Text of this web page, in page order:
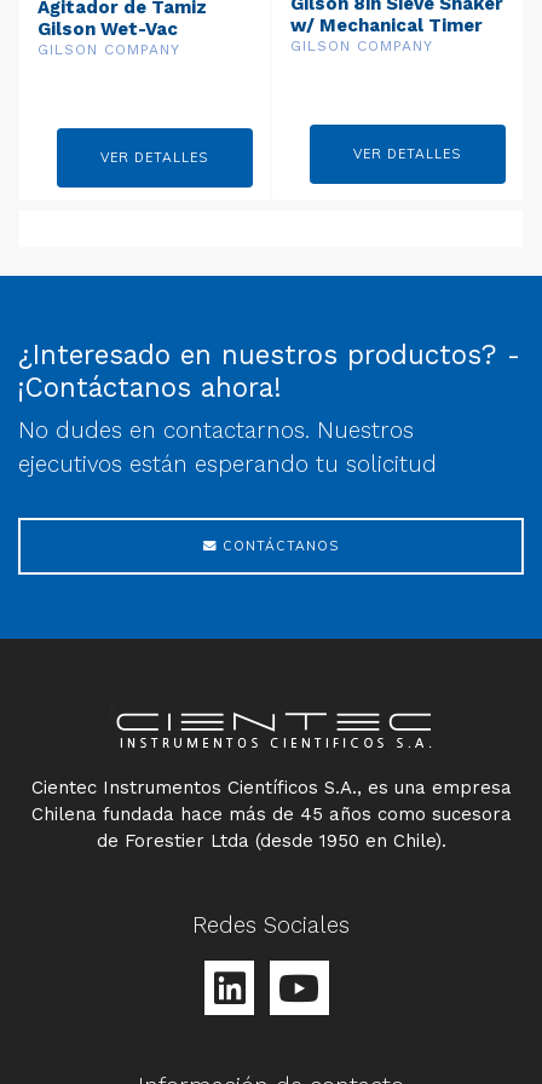
Agitador de Tamiz
Gilson Wet-Vac
GILSON COMPANY
VER DETALLES
w/ Mechanical Timer
(230V / 50Hz)
GILSON COMPANY
VER DETALLES
¿Interesado en nuestros productos? -
¡Contáctanos ahora!
No dudes en contactarnos. Nuestros
ejecutivos están esperando tu solicitud
CONTÁCTANOS
Cientec Instrumentos Científicos S.A., es una empresa
Chilena fundada hace más de 45 años como sucesora
de Forestier Ltda (desde 1950 en Chile).
Redes Sociales